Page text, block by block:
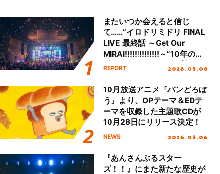
またいつか会えると信じ
て……“イロドリミドリ FINAL
LIVE 最終話 ～Get Our
MIRAI!!!!!!!!!!!!!!～”10年の活
動を経てファイナルを迎える
REPORT 2026.08.06
10月放送アニメ『パンどろぼ
う』より、OPテーマ＆EDテ
ーマを収録した主題歌CDが
10月28日にリリース決定！
NEWS 2026.08.06
『あんさんぶるスター
ズ！！』にまた新たな歴史が